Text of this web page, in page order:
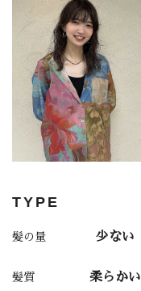
TYPE
髪の量 少ない
髪質 柔らかい